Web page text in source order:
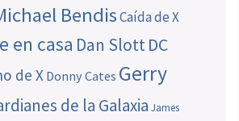
BendisCaída de X
en casa Dan SlottDC
de X Donny Cates Gerry
de la Galaxia James